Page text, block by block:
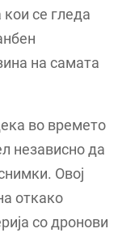
кои се гледа
на самата
во времето
независно да
Овој
откако
со дронови